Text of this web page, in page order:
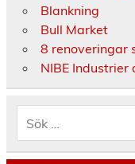
Blankning
Bull Market
8 renoveringar
NIBE Industrier